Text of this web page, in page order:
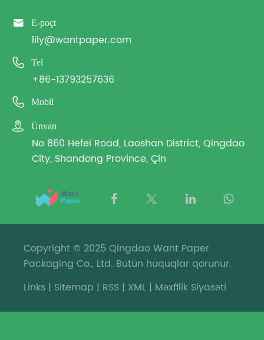
 E-poçt
lily@wantpaper.com
 Tel
+86-13793257636
 Mobil
 Ünvan
No 860 Hefei Road, Laoshan District, Qingdao
City, Shandong Province, Çin
Copyright © 2025 Qingdao Want Paper
Packaging Co., Ltd. Bütün hüquqlar qorunur.
Links | Sitemap | RSS | XML | Məxfilik Siyasəti